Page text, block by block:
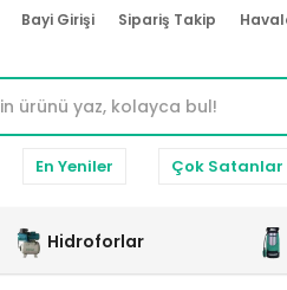
Bayi Girişi Sipariş Takip
En Yeniler Çok Satanlar
Hidroforlar